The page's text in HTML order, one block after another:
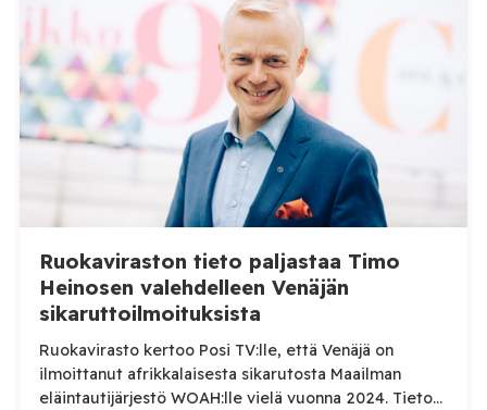
Ruokaviraston tieto paljastaa Timo
Heinosen valehdelleen Venäjän
sikaruttoilmoituksista
Ruokavirasto kertoo Posi TV:lle, että Venäjä on
ilmoittanut afrikkalaisesta sikarutosta Maailman
eläintautijärjestö WOAH:lle vielä vuonna 2024. Tieto